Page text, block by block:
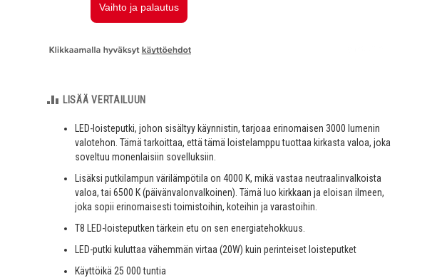
LISÄÄ VERTAILUUN
LED-loisteputki, johon sisältyy käynnistin, tarjoaa erinomaisen 3000 lumenin
valotehon. Tämä tarkoittaa, että tämä loistelamppu tuottaa kirkasta valoa, joka
soveltuu monenlaisiin sovelluksiin.
Lisäksi putkilampun värilämpötila on 4000 K, mikä vastaa neutraalinvalkoista
valoa, tai 6500 K (päivänvalonvalkoinen). Tämä luo kirkkaan ja eloisan ilmeen,
joka sopii erinomaisesti toimistoihin, koteihin ja varastoihin.
T8 LED-loisteputken tärkein etu on sen energiatehokkuus.
LED-putki kuluttaa vähemmän virtaa (20W) kuin perinteiset loisteputket
Käyttöikä 25 000 tuntia